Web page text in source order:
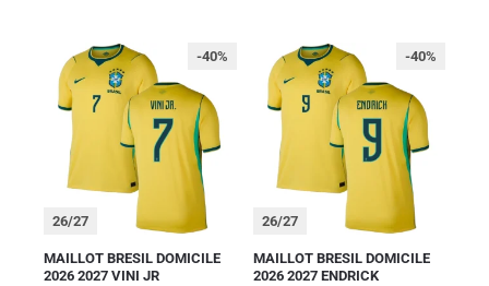
-40%
26/27
MAILLOT BRESIL DOMICILE
2026 2027 VINI JR
-40%
26/27
MAILLOT BRESIL DOMICILE
2026 2027 ENDRICK